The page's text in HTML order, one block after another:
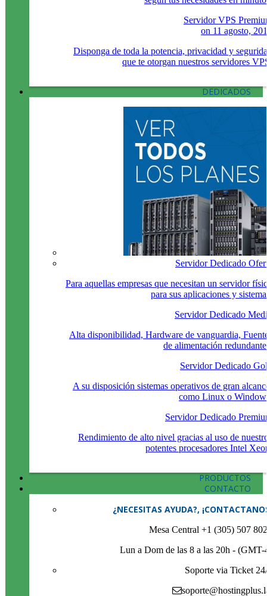
Servidor VPS
on 11 agosto,
Disponga de toda la potencia, privacidad y
que te otorgan nuestros servidores
DEDICADOS
Servidor Dedicado
Para aquellas empresas que necesitan un servidor
para sus aplicaciones y
Servidor Dedicado
Alta disponibilidad, Hardware de vanguardia,
de alimentación
Servidor Dedicado
A su disposición sistemas operativos de gran
como Linux o
Servidor Dedicado
Rendimiento de alto nivel gracias al uso de
potentes procesadores Intel
PRODUCTOS
CONTACTO
¿NECESITAS AYUDA?,
Mesa Central +1 (305) 507
Lun a Dom de las 8 a las 20h - (GMT-
Soporte via Ticket